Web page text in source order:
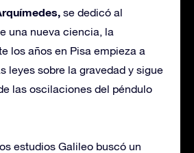
se dedicó al
una nueva ciencia, la
los años en Pisa empieza a
leyes sobre la gravedad y sigue
las oscilaciones del péndulo
estudios Galileo buscó un